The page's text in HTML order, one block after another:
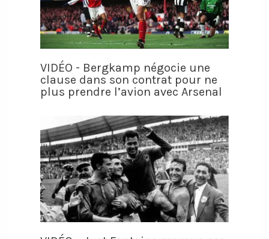
VIDÉO - Bergkamp négocie une
clause dans son contrat pour ne
plus prendre l’avion avec Arsenal